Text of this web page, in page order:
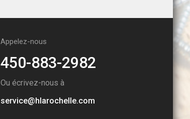
Appelez-nous
450-883-2982
Ou écrivez-nous à
service@hlarochelle.com